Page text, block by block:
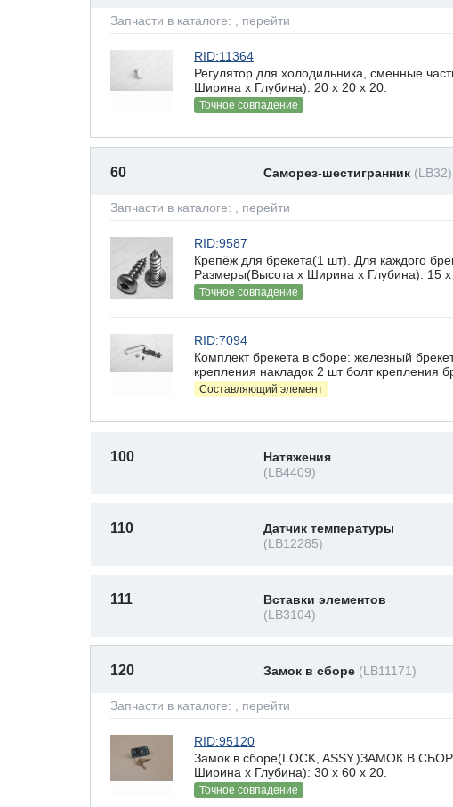
Запчасти в каталоге: , перейти
RID:11364
Регулятор для холодильника, сменные
Ширина х Глубина): 20 x 20 х 20.
Точное совпадение
60 Саморез-шестигранник (LB32)
Запчасти в каталоге: , перейти
RID:9587
Крепёж для брекета(1 шт). Для каждого
Размеры(Высота х Ширина х Глубина): 15 x
Точное совпадение
RID:7094
Комплект брекета в сборе: железный
крепления накладок 2 шт болт крепления
Составляющий элемент
100
Натяжения
(LB4409)
110
Датчик температуры
(LB12285)
111
Вставки элементов
(LB3104)
120 Замок в сборе (LB11171)
Запчасти в каталоге: , перейти
RID:95120
Замок в сборе(LOCK, ASSY.)ЗАМОК В
Ширина х Глубина): 30 x 60 х 20.
Точное совпадение